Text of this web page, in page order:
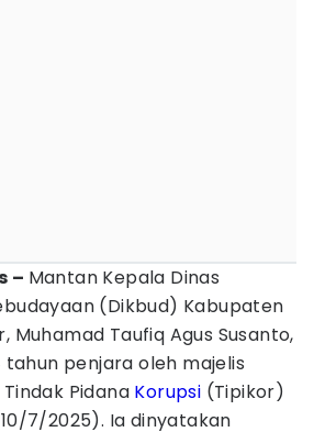
– Mantan Kepala Dinas
(Dikbud) Kabupaten
Muhamad Taufiq Agus Susanto,
penjara oleh majelis
Pidana Korupsi (Tipikor)
7/2025). Ia dinyatakan